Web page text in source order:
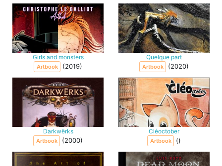
Girls and monsters
Artbook (2019)
Quelque part
Artbook (2020)
Darkwërks
Artbook (2000)
Cléoctober
Artbook ()